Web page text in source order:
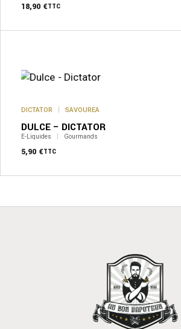
18,90 €TTC
DICTATOR SAVOUREA
DULCE – DICTATOR
E-Liquides Gourmands
5,90 €TTC
variations.
peuvent
choisies
page
produit